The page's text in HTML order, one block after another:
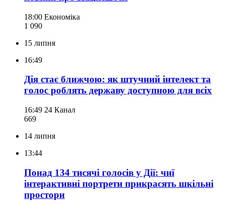
18:00 Економіка
1 090
15 липня
16:49
Дія стає ближчою: як штучний інтелект та
голос роблять державу доступною для всіх
16:49 24 Канал
669
14 липня
13:44
Понад 134 тисячі голосів у Дії: чиї
інтерактивні портрети прикрасять шкільні
простори